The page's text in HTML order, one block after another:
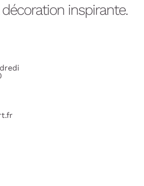
inspirante.